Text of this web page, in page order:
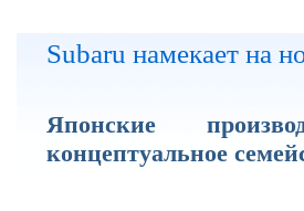
Subaru намекает на
Японские
концептуальное